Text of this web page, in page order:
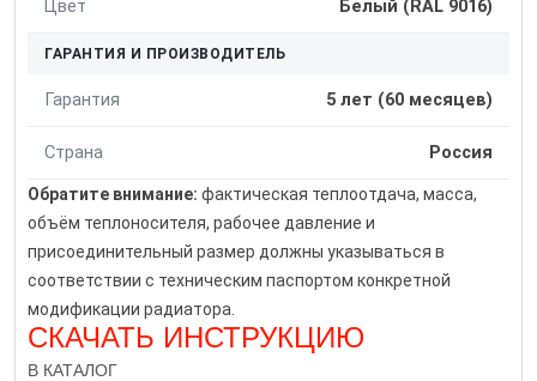
Цвет Белый (RAL 9016)
ГАРАНТИЯ И ПРОИЗВОДИТЕЛЬ
Гарантия 5 лет (60 месяцев)
Страна Россия
Обратите внимание: фактическая теплоотдача, масса,
объём теплоносителя, рабочее давление и
присоединительный размер должны указываться в
соответствии с техническим паспортом конкретной
модификации радиатора.
СКАЧАТЬ ИНСТРУКЦИЮ
В КАТАЛОГ